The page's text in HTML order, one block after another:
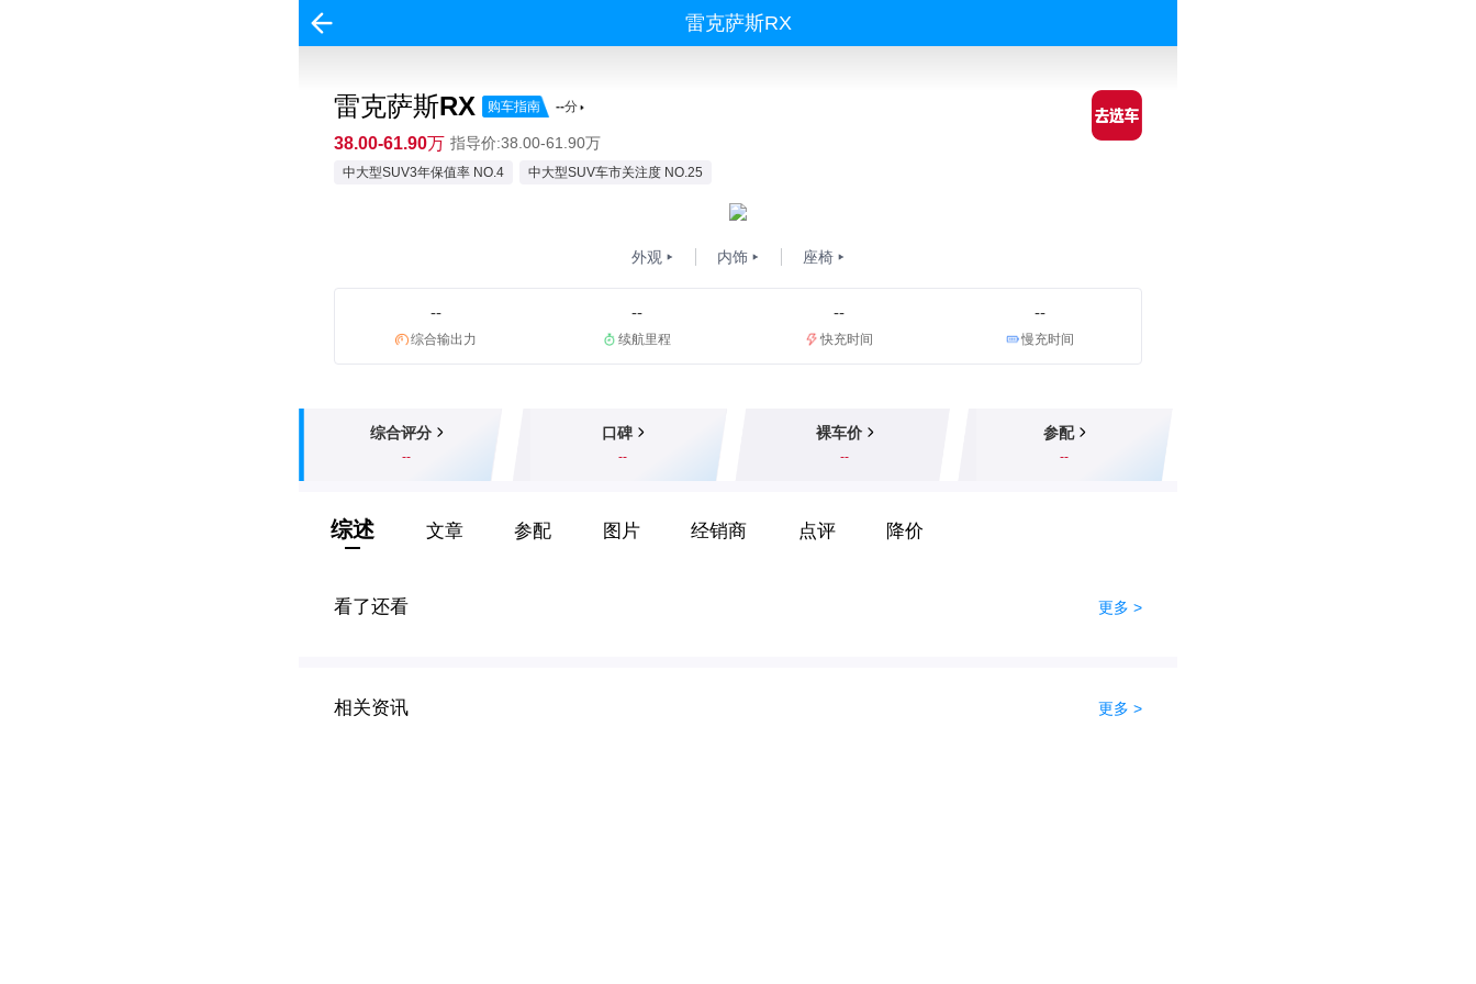
雷克萨斯RX
雷克萨斯RX 购车指南 --分
38.00-61.90万 指导价:38.00-61.90万
中大型SUV3年保值率 NO.4 中大型SUV车市关注度 NO.25
外观 内饰 座椅
--
综合输出力
--
续航里程
--
快充时间
--
慢充时间
综合评分
--
口碑
--
裸车价
--
参配
--
综述 文章 参配 图片 经销商 点评 降价
看了还看 更多 >
相关资讯 更多 >